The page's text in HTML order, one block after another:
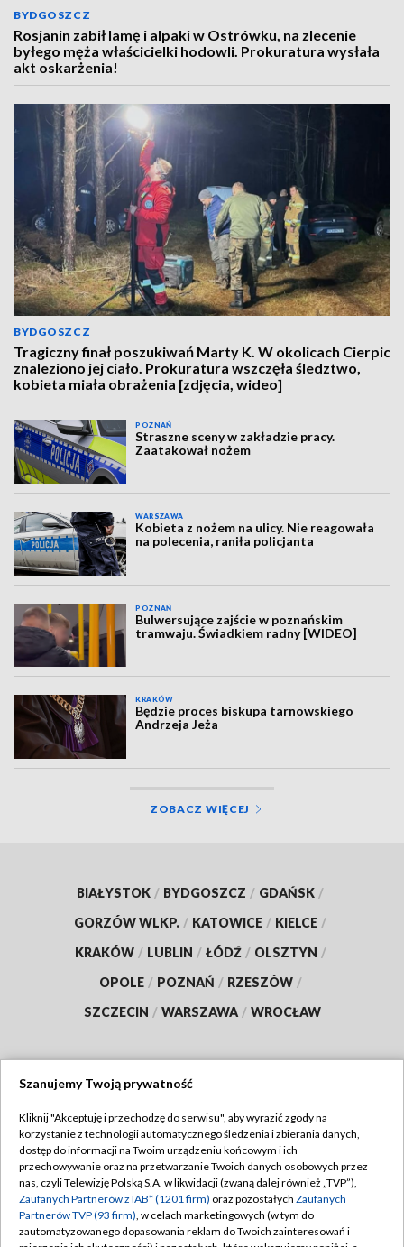
BYDGOSZCZ
Rosjanin zabił lamę i alpaki w Ostrówku, na zlecenie
byłego męża właścicielki hodowli. Prokuratura wysłała
akt oskarżenia!
BYDGOSZCZ
Tragiczny finał poszukiwań Marty K. W okolicach Cierpic
znaleziono jej ciało. Prokuratura wszczęła śledztwo,
kobieta miała obrażenia [zdjęcia, wideo]
POZNAŃ
Straszne sceny w zakładzie pracy.
Zaatakował nożem
WARSZAWA
Kobieta z nożem na ulicy. Nie reagowała
na polecenia, raniła policjanta
POZNAŃ
Bulwersujące zajście w poznańskim
tramwaju. Świadkiem radny [WIDEO]
KRAKÓW
Będzie proces biskupa tarnowskiego
Andrzeja Jeża
ZOBACZ WIĘCEJ
BIAŁYSTOK / BYDGOSZCZ / GDAŃSK /
GORZÓW WLKP. / KATOWICE / KIELCE /
KRAKÓW / LUBLIN / ŁÓDŹ / OLSZTYN /
OPOLE / POZNAŃ / RZESZÓW /
SZCZECIN / WARSZAWA / WROCŁAW
TVP
Abonament TVP
Emisja w TVP
Centrum informacji TVP
Regulamin TVP
Polityka prywatności
Moje zgody
Szanujemy Twoją prywatność
Kliknij "Akceptuję i przechodzę do serwisu", aby wyrazić zgody na
korzystanie z technologii automatycznego śledzenia i zbierania danych,
dostęp do informacji na Twoim urządzeniu końcowym i ich
przechowywanie oraz na przetwarzanie Twoich danych osobowych przez
nas, czyli Telewizję Polską S.A. w likwidacji (zwaną dalej również „TVP”),
Zaufanych Partnerów z IAB* (1201 firm) oraz pozostałych Zaufanych
Partnerów TVP (93 firm), w celach marketingowych (w tym do
zautomatyzowanego dopasowania reklam do Twoich zainteresowań i